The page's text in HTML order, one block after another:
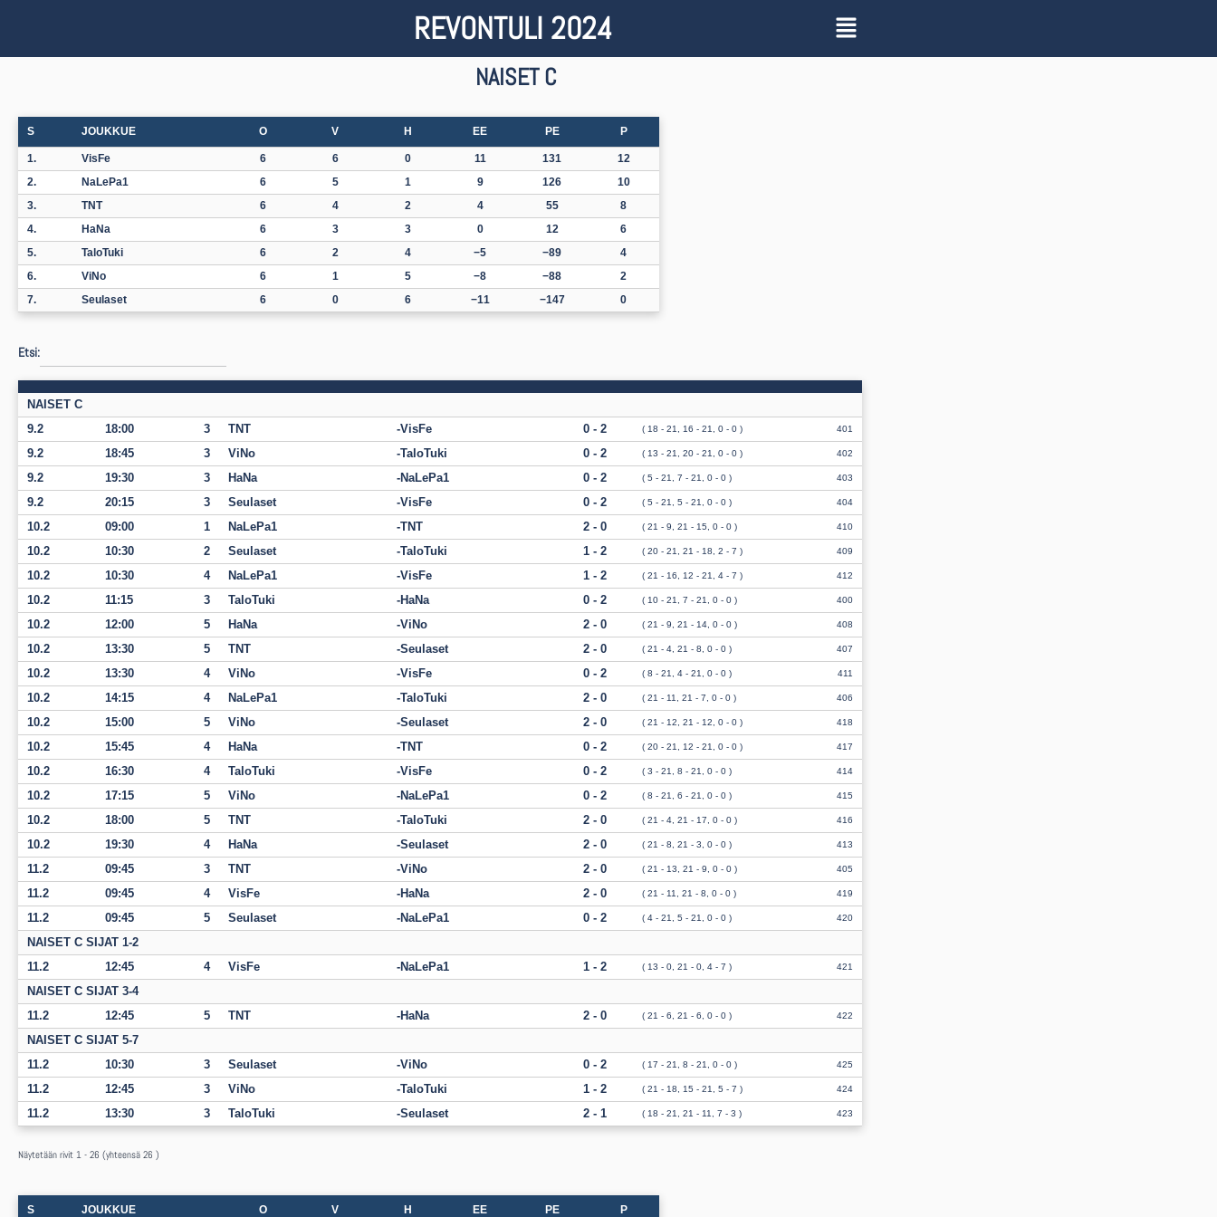
REVONTULI 2024
NAISET C
S JOUKKUE O V H EE PE P
1. VisFe 6 6 0 11 131
12
2.
NaLePa1 6 5 1 9 126
10
3.
TNT 6 4 2 4 55
8
4.
HaNa 6 3 3 0 12
6
5.
TaloTuki 6 2 4 −5 −89
4
6.
ViNo 6 1 5 −8 −88
2
7.
Seulaset 6 0 6 −11 −147 0
Etsi:
NAISET C
9.2
18:00 3 TNT VisFe 0 - 2 ( 18 - 21, 16 - 21, 0 - 0 ) 401
9.2 18:45 3 ViNo TaloTuki 0 - 2 ( 13 - 21, 20 - 21, 0 - 0 ) 402
9.2 19:30 3 HaNa NaLePa1 0 - 2 ( 5 - 21, 7 - 21, 0 - 0 ) 403
9.2 20:15 3 Seulaset VisFe 0 - 2 ( 5 - 21, 5 - 21, 0 - 0 ) 404
10.2 09:00 1 NaLePa1 TNT 2 - 0 ( 21 - 9, 21 - 15, 0 - 0 ) 410
10.2 10:30 2 Seulaset TaloTuki 1 - 2 ( 20 - 21, 21 - 18, 2 - 7 ) 409
10.2 10:30 4 NaLePa1 VisFe 1 - 2 ( 21 - 16, 12 - 21, 4 - 7 ) 412
10.2 11:15 3 TaloTuki HaNa 0 - 2 ( 10 - 21, 7 - 21, 0 - 0 ) 400
10.2 12:00 5 HaNa ViNo 2 - 0 ( 21 - 9, 21 - 14, 0 - 0 ) 408
10.2 13:30 5 TNT Seulaset 2 - 0 ( 21 - 4, 21 - 8, 0 - 0 ) 407
10.2 13:30 4 ViNo VisFe 0 - 2 ( 8 - 21, 4 - 21, 0 - 0 ) 411
10.2 14:15 4 NaLePa1 TaloTuki 2 - 0 ( 21 - 11, 21 - 7, 0 - 0 ) 406
10.2 15:00 5 ViNo Seulaset 2 - 0 ( 21 - 12, 21 - 12, 0 - 0 ) 418
10.2 15:45 4 HaNa TNT 0 - 2 ( 20 - 21, 12 - 21, 0 - 0 ) 417
10.2 16:30 4 TaloTuki VisFe 0 - 2 ( 3 - 21, 8 - 21, 0 - 0 ) 414
10.2 17:15 5 ViNo NaLePa1 0 - 2 ( 8 - 21, 6 - 21, 0 - 0 ) 415
10.2 18:00 5 TNT TaloTuki 2 - 0 ( 21 - 4, 21 - 17, 0 - 0 ) 416
10.2 19:30 4 HaNa Seulaset 2 - 0 ( 21 - 8, 21 - 3, 0 - 0 ) 413
11.2 09:45 3 TNT ViNo 2 - 0 ( 21 - 13, 21 - 9, 0 - 0 ) 405
11.2 09:45 4 VisFe HaNa 2 - 0 ( 21 - 11, 21 - 8, 0 - 0 ) 419
11.2 09:45 5 Seulaset NaLePa1 0 - 2 ( 4 - 21, 5 - 21, 0 - 0 ) 420
NAISET C SIJAT 1-2
11.2
12:45 4 VisFe NaLePa1 1 - 2 ( 13 - 0, 21 - 0, 4 - 7 ) 421
NAISET C SIJAT 3-4
11.2
12:45 5 TNT HaNa 2 - 0 ( 21 - 6, 21 - 6, 0 - 0 ) 422
NAISET C SIJAT 5-7
11.2
10:30 3 Seulaset ViNo 0 - 2 ( 17 - 21, 8 - 21, 0 - 0 ) 425
11.2 12:45 3 ViNo TaloTuki 1 - 2 ( 21 - 18, 15 - 21, 5 - 7 ) 424
11.2 13:30 3 TaloTuki Seulaset 2 - 1 ( 18 - 21, 21 - 11, 7 - 3 ) 423
Näytetään rivit 1 - 26 (yhteensä 26 )
S JOUKKUE O V H EE PE P